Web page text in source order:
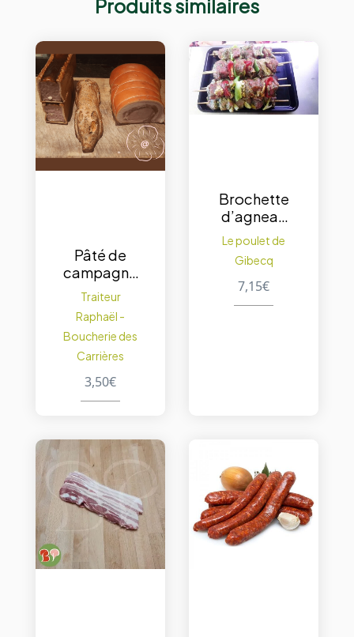
Produits similaires
Pâté de
campagne
maison /
200g.
Traiteur
Raphaël -
Boucherie des
Carrières
3,50€
Brochette
d’agneau
Bio 200gr.
Le poulet de
Gibecq
7,15€